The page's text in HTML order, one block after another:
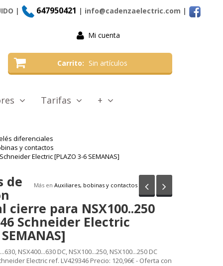
| 647950421 | info@cadenzaelectric.com |
Mi cuenta
Carrito Sin artículos
Tarifas +
diferenciales
y contactos
Electric [PLAZO 3-6 SEMANAS]
Más en Auxiliares, bobinas y contactos Anterior
de
cierre para NSX100..250
Schneider Electric
NSX400...630 DC, NSX100...250, NSX100...250 DC
Electric ref. LV429346 Precio: 120,96€ - Oferta con